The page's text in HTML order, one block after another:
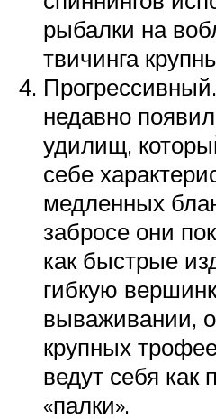
рыбалки на
твичинга
недавно
удилищ,
себе
медленных
забросе они
как быстрые
гибкую
вываживании,
крупных
ведут себя как
«палки».